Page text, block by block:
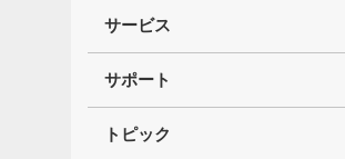
サービス
サポート
トピック